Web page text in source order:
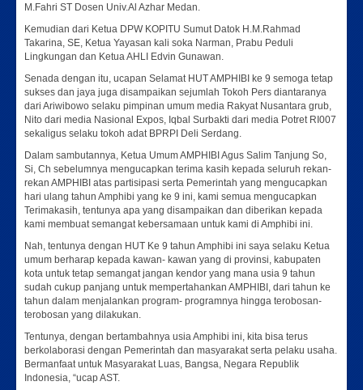
M.Fahri ST Dosen Univ.Al Azhar Medan.
Kemudian dari Ketua DPW KOPITU Sumut Datok H.M.Rahmad
Takarina, SE, Ketua Yayasan kali soka Narman, Prabu Peduli
Lingkungan dan Ketua AHLI Edvin Gunawan.
Senada dengan itu, ucapan Selamat HUT AMPHIBI ke 9 semoga tetap
sukses dan jaya juga disampaikan sejumlah Tokoh Pers diantaranya
dari Ariwibowo selaku pimpinan umum media Rakyat Nusantara grub,
Nito dari media Nasional Expos, Iqbal Surbakti dari media Potret RI007
sekaligus selaku tokoh adat BPRPI Deli Serdang.
Dalam sambutannya, Ketua Umum AMPHIBI Agus Salim Tanjung So,
Si, Ch sebelumnya mengucapkan terima kasih kepada seluruh rekan-
rekan AMPHIBI atas partisipasi serta Pemerintah yang mengucapkan
hari ulang tahun Amphibi yang ke 9 ini, kami semua mengucapkan
Terimakasih, tentunya apa yang disampaikan dan diberikan kepada
kami membuat semangat kebersamaan untuk kami di Amphibi ini.
Nah, tentunya dengan HUT Ke 9 tahun Amphibi ini saya selaku Ketua
umum berharap kepada kawan- kawan yang di provinsi, kabupaten
kota untuk tetap semangat jangan kendor yang mana usia 9 tahun
sudah cukup panjang untuk mempertahankan AMPHIBI, dari tahun ke
tahun dalam menjalankan program- programnya hingga terobosan-
terobosan yang dilakukan.
Tentunya, dengan bertambahnya usia Amphibi ini, kita bisa terus
berkolaborasi dengan Pemerintah dan masyarakat serta pelaku usaha.
Bermanfaat untuk Masyarakat Luas, Bangsa, Negara Republik
Indonesia, “ucap AST.